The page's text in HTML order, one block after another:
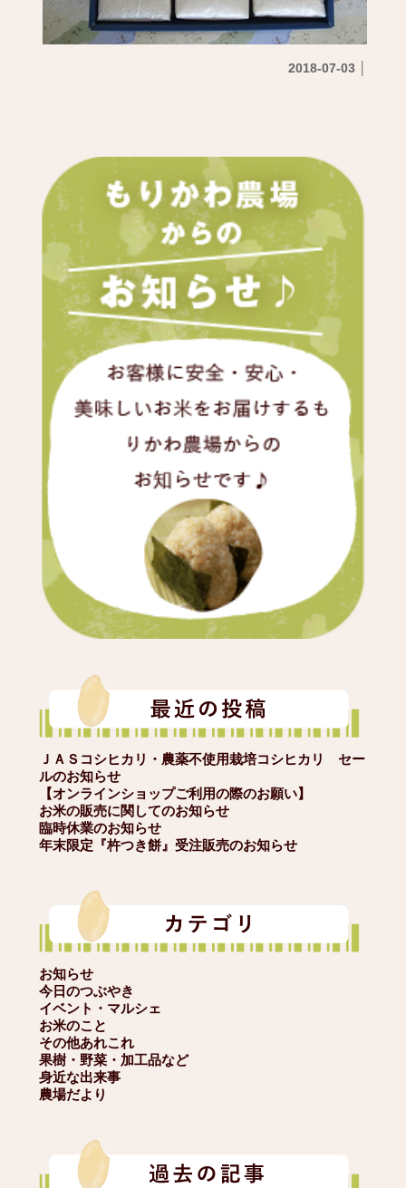
ＪＡＳコシヒカリ・農薬不使用栽培コシヒカリ セー
ルのお知らせ
【オンラインショップご利用の際のお願い】
お米の販売に関してのお知らせ
臨時休業のお知らせ
年末限定『杵つき餅』受注販売のお知らせ
お知らせ
今日のつぶやき
イベント・マルシェ
お米のこと
その他あれこれ
果樹・野菜・加工品など
身近な出来事
農場だより
2018-07-03 │